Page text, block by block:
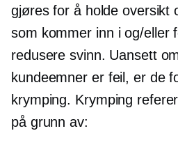
gjøres for å holde oversikt
som kommer inn i og/eller
redusere svinn. Uansett
kundeemner er feil, er de
krymping. Krymping
på grunn av: